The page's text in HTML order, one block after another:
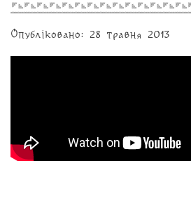
Опубліковано: 28 травня 2013